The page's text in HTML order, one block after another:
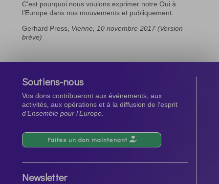
C’est pourquoi nous voulons exprimer notre Oui à
l’Europe dans nos mouvements et publiquement.
Gerhard Pross, Vienne, 10 novembre 2017 (Version
brève)
Soutiens-nous
Vos dons contribueront aux événements, aux
activités, aux opérations et à la diffusion de l’esprit
d’Ensemble pour l’Europe.
Faites un don maintenant
Newsletter